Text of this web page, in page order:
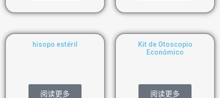
hisopo estéril
阅读更多
Kit de Otoscopio
Económico
阅读更多